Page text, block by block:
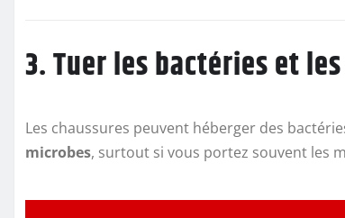
3. Tuer les bactéries et
Les chaussures peuvent héberger des
microbes, surtout si vous portez souvent les